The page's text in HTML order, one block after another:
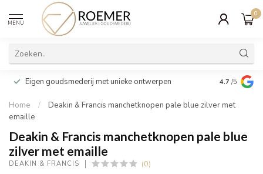
MENU
0
Eigen goudsmederij met unieke ontwerpen Wij
cadeau
4.7 /5
Home /
Deakin & Francis manchetknopen pale blue zilver met
emaille
Deakin & Francis manchetknopen pale blue
zilver met emaille
DEAKIN & FRANCIS (0)